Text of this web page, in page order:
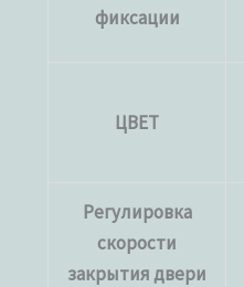
фиксации
ЦВЕТ
Регулировка
скорости
закрытия двери